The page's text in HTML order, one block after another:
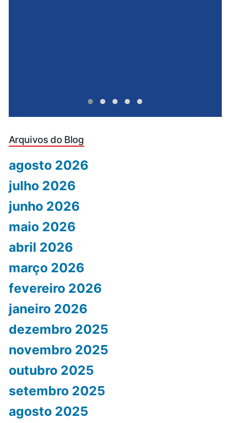
Arquivos do Blog
agosto 2026
julho 2026
junho 2026
maio 2026
abril 2026
março 2026
fevereiro 2026
janeiro 2026
dezembro 2025
novembro 2025
outubro 2025
setembro 2025
agosto 2025